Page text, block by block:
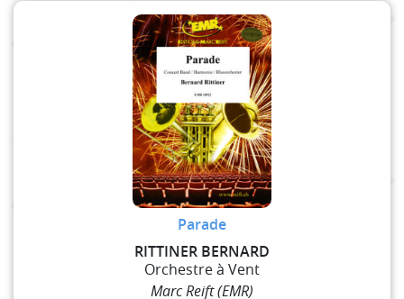
Parade
RITTINER BERNARD
Orchestre à Vent
Marc Reift (EMR)